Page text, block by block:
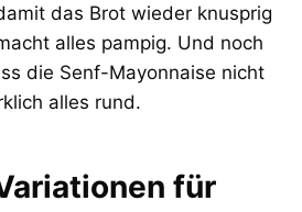
das Brot wieder knusprig
alles pampig. Und noch
die Senf-Mayonnaise nicht
alles rund.
für